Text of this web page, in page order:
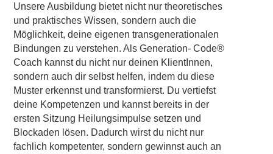
Unsere Ausbildung bietet nicht nur theoretisches
und praktisches Wissen, sondern auch die
Möglichkeit, deine eigenen transgenerationalen
Bindungen zu verstehen. Als Generation- Code®
Coach kannst du nicht nur deinen KlientInnen,
sondern auch dir selbst helfen, indem du diese
Muster erkennst und transformierst. Du vertiefst
deine Kompetenzen und kannst bereits in der
ersten Sitzung Heilungsimpulse setzen und
Blockaden lösen. Dadurch wirst du nicht nur
fachlich kompetenter, sondern gewinnst auch an